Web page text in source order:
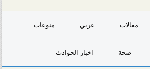
مقالات عربي منوعات
صحة اخبار الحوادث